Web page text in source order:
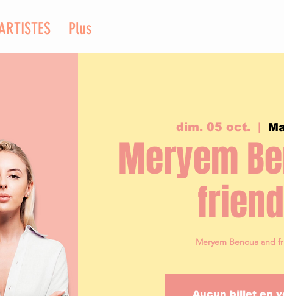
Plus
dim. 05 oct.
  |
Meryem
Meryem Benoua and